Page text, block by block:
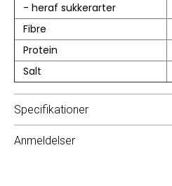
- heraf sukkerarter
Fibre
Protein
Salt
Specifikationer
Anmeldelser